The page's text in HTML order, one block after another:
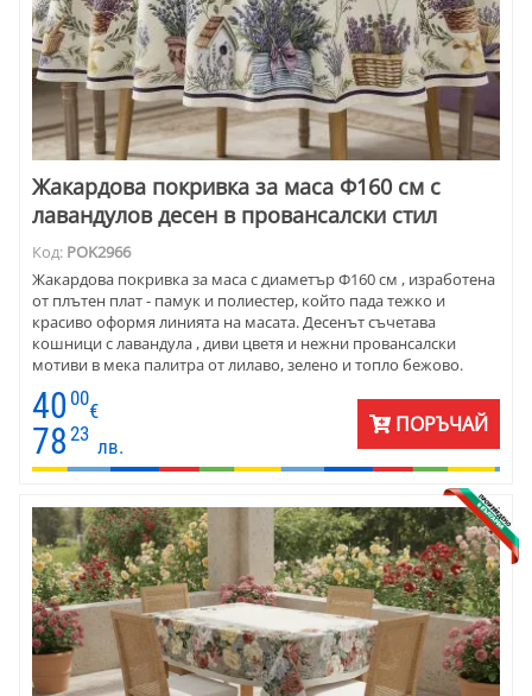
Жакардова покривка за маса Ф160 см с
лавандулов десен в провансалски стил
Код: POK2966
Жакардова покривка за маса с диаметър Ф160 см , изработена
от плътен плат - памук и полиестер, който пада тежко и
красиво оформя линията на масата. Десенът съчетава
кошници с лавандула , диви цветя и нежни провансалски
мотиви в мека палитра от лилаво, зелено и топло бежово.
Подходяща е както за ежедневна употреба, така и за
специални поводи. Поддържа се лесно, не губи форма и
запазва цветовете си във времето. Прекрасен избор за хора,
които търсят характер, стил и усещане за спокойствие в
интериора си .
40 00
€
78 23
лв.
ПОРЪЧАЙ